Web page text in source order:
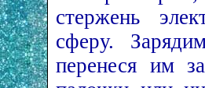
стержень
сферу.
перенеся им